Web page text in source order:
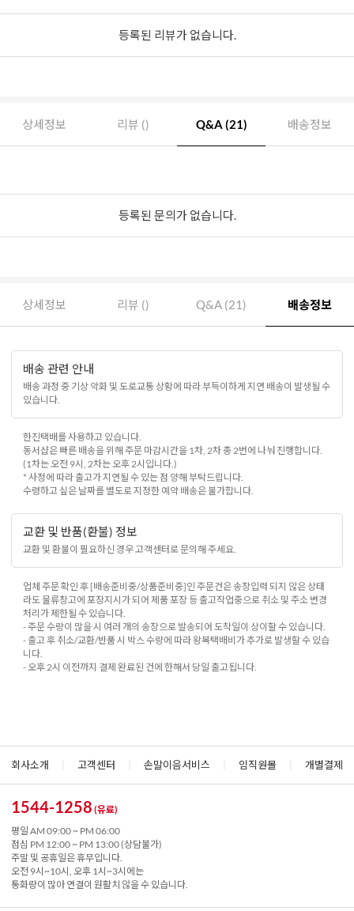
등록된 리뷰가 없습니다.
상세정보 리뷰 () Q&A (21) 배송정보
등록된 문의가 없습니다.
상세정보 리뷰 () Q&A (21) 배송정보
배송 관련 안내
배송 과정 중 기상 악화 및 도로교통 상황에 따라 부득이하게 지연 배송이 발생될 수
있습니다.
한진택배를 사용하고 있습니다.
동서샵은 빠른 배송을 위해 주문 마감시간을 1차, 2차 총 2번에 나눠 진행합니다.
(1차는 오전 9시, 2차는 오후 2시입니다.)
* 사정에 따라 출고가 지연될 수 있는 점 양해 부탁드립니다.
수령하고 싶은 날짜를 별도로 지정한 예약 배송은 불가합니다.
교환 및 반품(환불) 정보
교환 및 환불이 필요하신 경우 고객센터로 문의해 주세요.
업체 주문 확인 후 [배송준비중/상품준비중]인 주문건은 송장입력 되지 않은 상태
라도 물류창고에 포장지시가 되어 제품 포장 등 출고작업중으로 취소 및 주소 변경
처리가 제한될 수 있습니다.
- 주문 수량이 많을 시 여러 개의 송장으로 발송되어 도착일이 상이할 수 있습니다.
- 출고 후 취소/교환/반품 시 박스 수량에 따라 왕복택배비가 추가로 발생할 수 있습
니다.
- 오후 2시 이전까지 결제 완료된 건에 한해서 당일 출고됩니다.
회사소개 고객센터 손말이음서비스 임직원몰 개별결제
1544-1258 (유료)
평일 AM 09:00 ~ PM 06:00
점심 PM 12:00 ~ PM 13:00 (상담불가)
주말 및 공휴일은 휴무입니다.
오전 9시~10시, 오후 1시~3시에는
통화량이 많아 연결이 원활치 않을 수 있습니다.